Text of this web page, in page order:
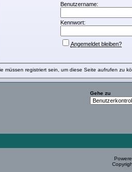
Benutzername:
Kennwort:
Angemeldet bleiben?
müssen registriert sein, um diese Seite aufrufen zu
Gehe zu